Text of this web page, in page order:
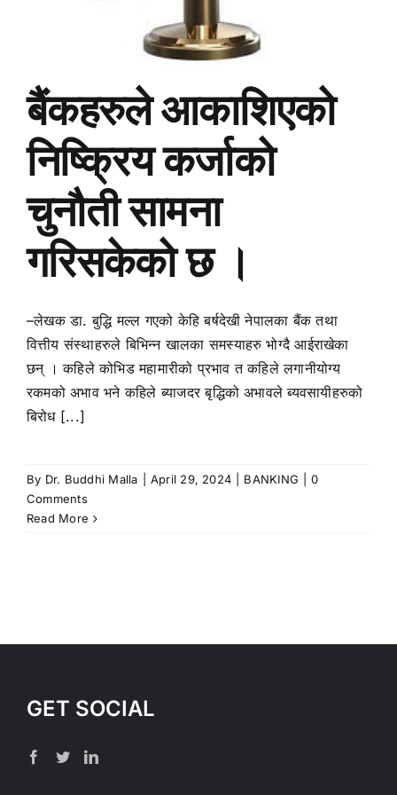
बैंकहरुले आकाशिएको
निष्क्रिय कर्जाको
चुनौती सामना
गरिसकेको छ ।
–लेखक डा. बुद्धि मल्ल गएको केहि बर्षदेखी नेपालका बैंक तथा
वित्तीय संस्थाहरुले बिभिन्न खालका समस्याहरु भोग्दै आईराखेका
छन् । कहिले कोभिड महामारीको प्रभाव त कहिले लगानीयोग्य
रकमको अभाव भने कहिले ब्याजदर बृद्धिको अभावले ब्यवसायीहरुको
बिरोध [...]
By Dr. Buddhi Malla April 29, 2024 BANKING
0
Comments
Read More
GET SOCIAL